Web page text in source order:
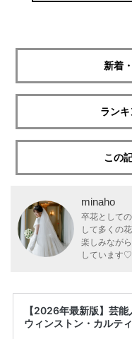
新着
ラン
この
minaho
卒花として
して多くの
楽しみなが
しています♡
【2026年最新版】芸
ウィンストン・カルテ